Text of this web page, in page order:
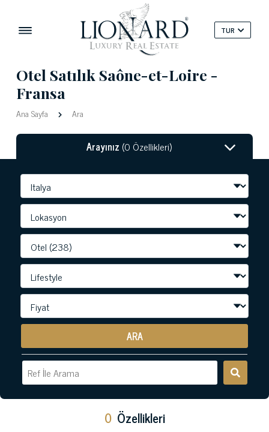
TUR
Otel Satılık Saône-et-Loire -
Fransa
Ana Sayfa Ara
Arayınız (0 Özellikleri)
ARA
0 Özellikleri